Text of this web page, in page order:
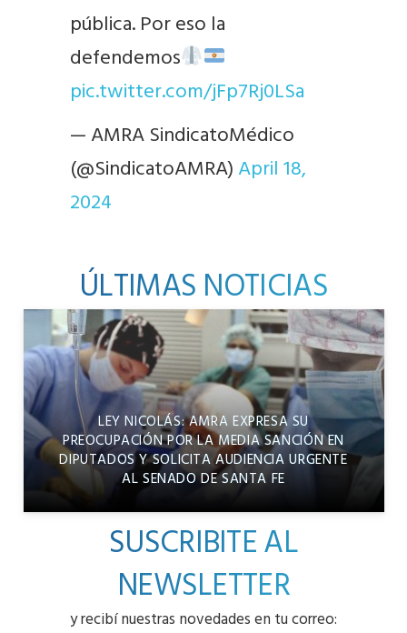
pública. Por eso la
defendemos
pic.twitter.com/jFp7Rj0LSa
— AMRA SindicatoMédico
(@SindicatoAMRA) April 18,
2024
ÚLTIMAS NOTICIAS
LEY NICOLÁS: AMRA EXPRESA SU
PREOCUPACIÓN POR LA MEDIA SANCIÓN EN
DIPUTADOS Y SOLICITA AUDIENCIA URGENTE
AL SENADO DE SANTA FE
SUSCRIBITE AL
NEWSLETTER
y recibí nuestras novedades en tu correo: